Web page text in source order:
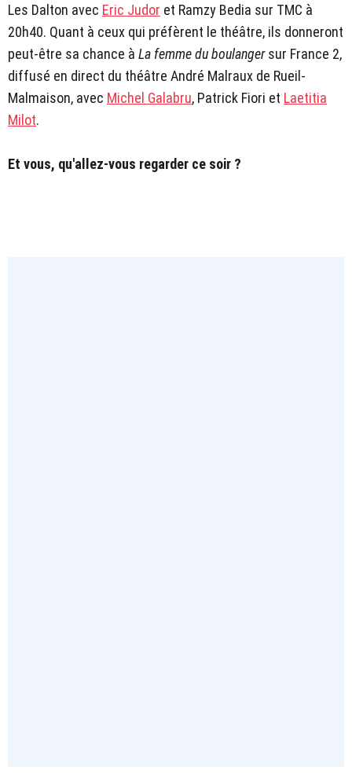
Les Dalton avec Eric Judor et Ramzy Bedia sur TMC à
20h40. Quant à ceux qui préfèrent le théâtre, ils donneront
peut-être sa chance à La femme du boulangersur France 2,
diffusé en direct du théâtre André Malraux de Rueil-
Malmaison, avec Michel Galabru, Patrick Fiori et Laetitia
Milot.
Et vous, qu'allez-vous regarder ce soir ?